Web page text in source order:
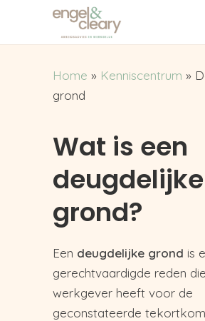
Home » Kenniscentrum »
grond
Wat is een
deugdelijke
grond?
Een deugdelijke grond is
gerechtvaardigde reden
werkgever heeft voor de
geconstateerde